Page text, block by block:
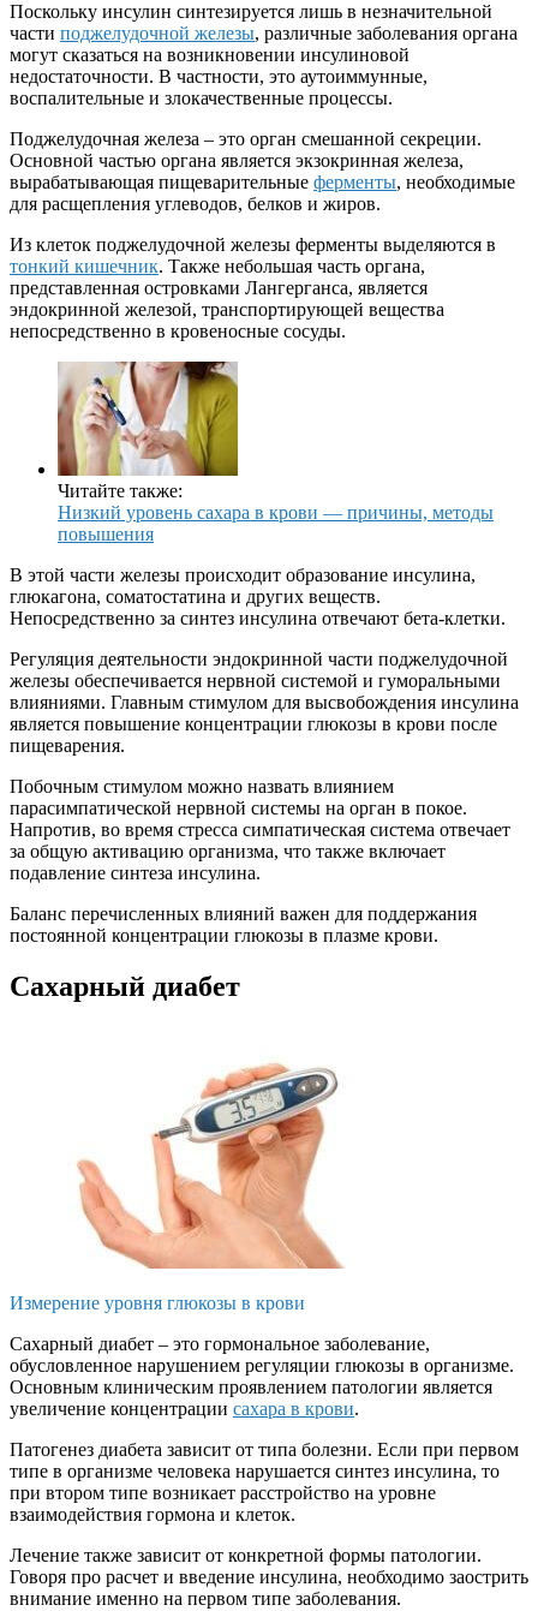
Поскольку инсулин синтезируется лишь в незначительной
части поджелудочной железы, различные заболевания органа
могут сказаться на возникновении инсулиновой
недостаточности. В частности, это аутоиммунные,
воспалительные и злокачественные процессы.
Поджелудочная железа – это орган смешанной секреции.
Основной частью органа является экзокринная железа,
вырабатывающая пищеварительные ферменты, необходимые
для расщепления углеводов, белков и жиров.
Из клеток поджелудочной железы ферменты выделяются в
тонкий кишечник. Также небольшая часть органа,
представленная островками Лангерганса, является
эндокринной железой, транспортирующей вещества
непосредственно в кровеносные сосуды.
Читайте также:
Низкий уровень сахара в крови — причины, методы
повышения
В этой части железы происходит образование инсулина,
глюкагона, соматостатина и других веществ.
Непосредственно за синтез инсулина отвечают бета-клетки.
Регуляция деятельности эндокринной части поджелудочной
железы обеспечивается нервной системой и гуморальными
влияниями. Главным стимулом для высвобождения инсулина
является повышение концентрации глюкозы в крови после
пищеварения.
Побочным стимулом можно назвать влиянием
парасимпатической нервной системы на орган в покое.
Напротив, во время стресса симпатическая система отвечает
за общую активацию организма, что также включает
подавление синтеза инсулина.
Баланс перечисленных влияний важен для поддержания
постоянной концентрации глюкозы в плазме крови.
Сахарный диабет
Измерение уровня глюкозы в крови
Сахарный диабет – это гормональное заболевание,
обусловленное нарушением регуляции глюкозы в организме.
Основным клиническим проявлением патологии является
увеличение концентрации сахара в крови.
Патогенез диабета зависит от типа болезни. Если при первом
типе в организме человека нарушается синтез инсулина, то
при втором типе возникает расстройство на уровне
взаимодействия гормона и клеток.
Лечение также зависит от конкретной формы патологии.
Говоря про расчет и введение инсулина, необходимо заострить
внимание именно на первом типе заболевания.